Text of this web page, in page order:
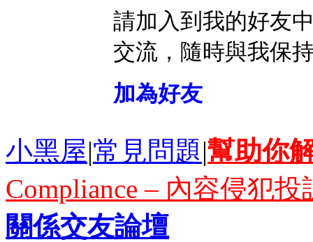
請加入到我的好友
交流，隨時與我保
加為好友
小黑屋|常見問題|幫助你
Compliance – 內容侵犯投
關係交友論壇